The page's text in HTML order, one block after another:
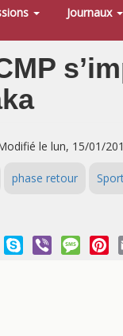
Journaux
le lun, 15/01/
phase retour
WhatsApp
Skype Viber